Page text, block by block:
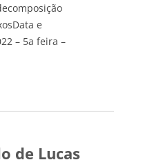
e
– 5a feira –
de Lucas